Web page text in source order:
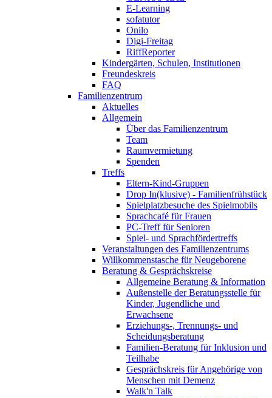
E-Learning
sofatutor
Onilo
Digi-Freitag
RiffReporter
Kindergärten, Schulen, Institutionen
Freundeskreis
FAQ
Familienzentrum
Aktuelles
Allgemein
Über das Familienzentrum
Team
Raumvermietung
Spenden
Treffs
Eltern-Kind-Gruppen
Drop In(klusive) - Familienfrühstück
Spielplatzbesuche des Spielmobils
Sprachcafé für Frauen
PC-Treff für Senioren
Spiel- und Sprachfördertreffs
Veranstaltungen des Familienzentrums
Willkommenstasche für Neugeborene
Beratung & Gesprächskreise
Allgemeine Beratung & Information
Außenstelle der Beratungsstelle für
Kinder, Jugendliche und
Erwachsene
Erziehungs-, Trennungs- und
Scheidungsberatung
Familien-Beratung für Inklusion und
Teilhabe
Gesprächskreis für Angehörige von
Menschen mit Demenz
Walk'n Talk